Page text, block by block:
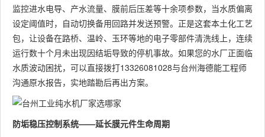
监控进水电导、产水流量、膜前后压差等十余项参数，当水质偏离
设定阈值时，自动切换备用回路并发送预警。正是这套本土化工艺
包，让设备在路桥、温岭、玉环等地的电子零部件清洗线上，连续
运行数十个月未出现因结垢导致的停机事故。如果您的水厂正面临
水质波动困扰，可以直接拨打13326081028与台州海德能工程师
沟通原水报告，实地踏勘后再出方案。
防垢稳压控制系统——延长膜元件生命周期